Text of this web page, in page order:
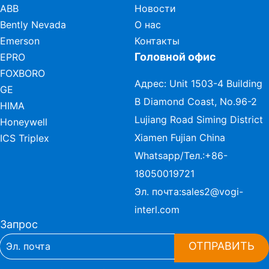
ABB
Bently Nevada
Emerson
EPRO
FOXBORO
GE
HIMA
Honeywell
ICS Triplex
Новости
О нас
Контакты
Головной офис
Адрес: Unit 1503-4 Building
B Diamond Coast, No.96-2
Lujiang Road Siming District
Xiamen Fujian China
Whatsapp/Тел.:+86-
18050019721
Эл. почта:sales2@vogi-
interl.com
Запрос
ОТПРАВИТЬ